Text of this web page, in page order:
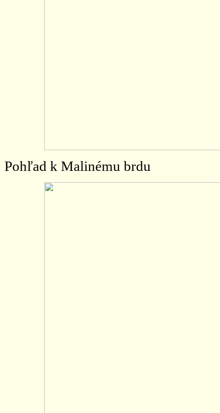
Pohľad k Malinému brdu